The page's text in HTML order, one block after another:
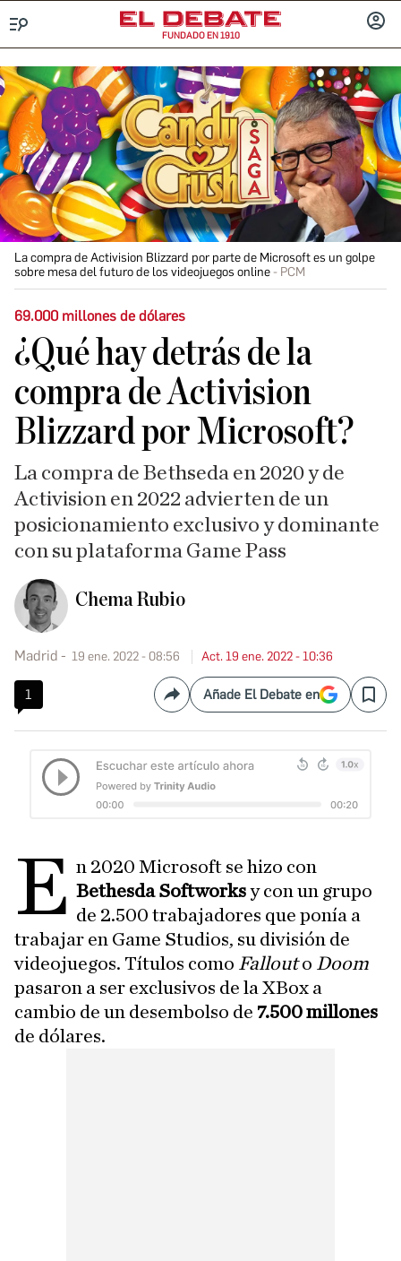
FUNDADO EN 1910
La compra de Activision Blizzard por parte de Microsoft es un golpe
sobre mesa del futuro de los videojuegos online
PCM
69.000 millones de dólares
¿Qué hay detrás de la
compra de Activision
Blizzard por Microsoft?
La compra de Bethseda en 2020 y de
Activision en 2022 advierten de un
posicionamiento exclusivo y dominante
con su plataforma Game Pass
Chema Rubio
Madrid 19 ene. 2022 - 08:56 Act. 19 ene. 2022 - 10:36
1 CompartirAñade El Debate en Save
E n 2020 Microsoft se hizo con
Bethesda Softworksy con un grupo
de 2.500 trabajadores que ponía a
trabajar en Game Studios, su división de
videojuegos. Títulos como Fallouto Doom
pasaron a ser exclusivos de la XBox a
cambio de un desembolso de 7.500 millones
de dólares.